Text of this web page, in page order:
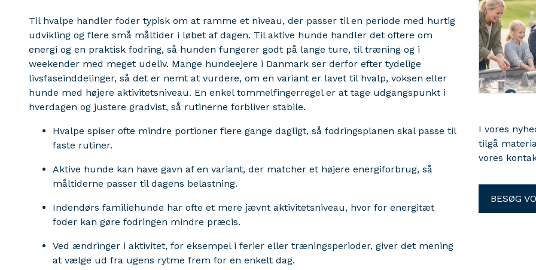
Til hvalpe handler foder typisk om at ramme et niveau, der passer til en periode med hurtig
udvikling og flere små måltider i løbet af dagen. Til aktive hunde handler det oftere om
energi og en praktisk fodring, så hunden fungerer godt på lange ture, til træning og i
weekender med meget udeliv. Mange hundeejere i Danmark ser derfor efter tydelige
livsfaseinddelinger, så det er nemt at vurdere, om en variant er lavet til hvalp, voksen eller
hunde med højere aktivitetsniveau. En enkel tommelfingerregel er at tage udgangspunkt i
hverdagen og justere gradvist, så rutinerne forbliver stabile.
Hvalpe spiser ofte mindre portioner flere gange dagligt, så fodringsplanen skal passe til
faste rutiner.
Aktive hunde kan have gavn af en variant, der matcher et højere energiforbrug, så
måltiderne passer til dagens belastning.
Indendørs familiehunde har ofte et mere jævnt aktivitetsniveau, hvor for energitæt
foder kan gøre fodringen mindre præcis.
Ved ændringer i aktivitet, for eksempel i ferier eller træningsperioder, giver det mening
at vælge ud fra ugens rytme frem for en enkelt dag.
sæt, kan
model og
at vælge
kontakt
og
vand og
underlaget
I vores
tilgå
vores
BESØG